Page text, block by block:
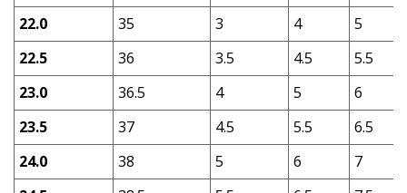
22.0
35 3 4
5
22.5
36 3.5 4.5
5.5
23.0
36.5 4 5
6
23.5
37 4.5 5.5
6.5
24.0
38 5 6
7